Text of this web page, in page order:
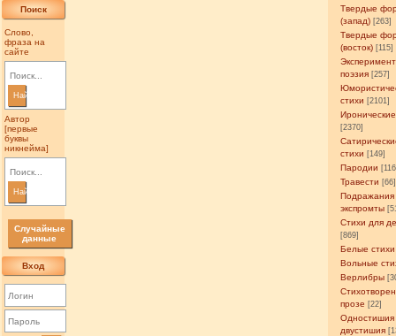
Поиск
Слово,
фраза на
сайте
Найти
Автор
[первые
буквы
никнейма]
Найти
Случайные
данные
Вход
Твердые
(запад) [263]
Твердые
(восток) [115]
поэзия [257]
стихи [2101]
[2370]
стихи [149]
Пародии
Травести [66]
Подражания
экспромты
Стихи для
[869]
Белые стихи
Вольные
Верлибры
прозе [22]
Одностишия
двустишия